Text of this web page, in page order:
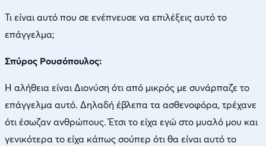
Τι είναι αυτό που σε ενέπνευσε να επιλέξεις αυτό το
επάγγελμα;
Σπύρος Ρουσόπουλος:
Η αλήθεια είναι Διονύση ότι από μικρός με συνάρπαζε το
επάγγελμα αυτό. Δηλαδή έβλεπα τα ασθενοφόρα, τρέχανε
ότι έσωζαν ανθρώπους. Έτσι το είχα εγώ στο μυαλό μου και
γενικότερα το είχα κάπως σούπερ ότι θα είναι αυτό το